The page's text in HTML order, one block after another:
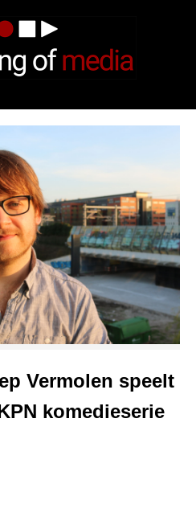
Vermolen speelt
komedieserie